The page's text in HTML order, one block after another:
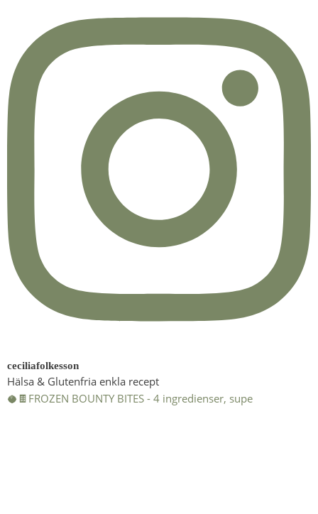
ceciliafolkesson
Hälsa & Glutenfria enkla recept
🥥🍫FROZEN BOUNTY BITES - 4 ingredienser, supe